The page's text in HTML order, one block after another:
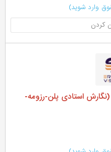
وارد شوید)
کردن
استادی پلن-رزومه-